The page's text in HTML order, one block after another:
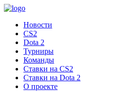
Новости
CS2
Dota 2
Турниры
Команды
Ставки на CS2
Ставки на Dota 2
О проекте